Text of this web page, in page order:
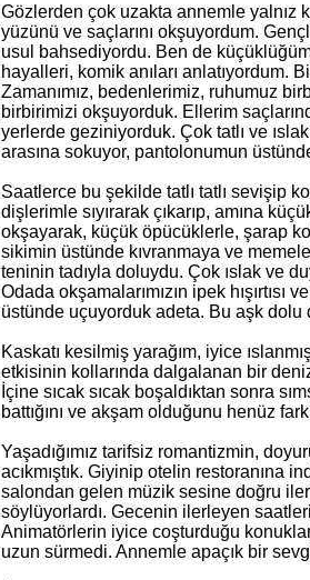
Gözlerden çok uzakta annemle yalnız
yüzünü ve saçlarını okşuyordum.
usul bahsediyordu. Ben de
hayalleri, komik anıları anlatıyordum.
Zamanımız, bedenlerimiz, ruhumuz
birbirimizi okşuyorduk. Ellerim
yerlerde geziniyorduk. Çok tatlı ve
arasına sokuyor, pantolonumun
Saatlerce bu şekilde tatlı tatlı sevişip
dişlerimle sıyırarak çıkarıp, amına
okşayarak, küçük öpücüklerle, şarap
sikimin üstünde kıvranmaya ve
teninin tadıyla doluydu. Çok ıslak ve
Odada okşamalarımızın ipek
üstünde uçuyorduk adeta. Bu aşk
Kaskatı kesilmiş yarağım, iyice
etkisinin kollarında dalgalanan bir
İçine sıcak sıcak boşaldıktan sonra
battığını ve akşam olduğunu henüz
Yaşadığımız tarifsiz romantizmin,
acıkmıştık. Giyinip otelin restoranına
salondan gelen müzik sesine doğru
söylüyorlardı. Gecenin ilerleyen
Animatörlerin iyice coşturduğu
uzun sürmedi. Annemle apaçık bir